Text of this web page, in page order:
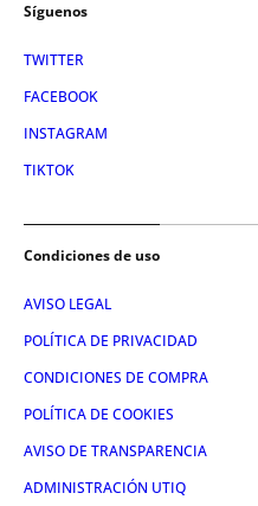
Síguenos
TWITTER
FACEBOOK
INSTAGRAM
TIKTOK
Condiciones de uso
AVISO LEGAL
POLÍTICA DE PRIVACIDAD
CONDICIONES DE COMPRA
POLÍTICA DE COOKIES
AVISO DE TRANSPARENCIA
ADMINISTRACIÓN UTIQ